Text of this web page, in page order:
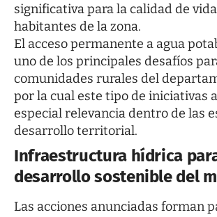
significativa para la calidad de
habitantes de la zona.
El acceso permanente a agua
uno de los principales desafíos
comunidades rurales del
por la cual este tipo de iniciativas
especial relevancia dentro de las
desarrollo territorial.
Infraestructura hídrica
desarrollo sostenible del
Las acciones anunciadas forman